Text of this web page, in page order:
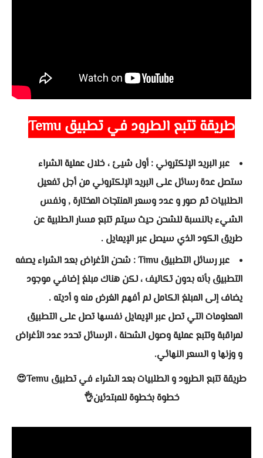
طريقة تتبع الطرود في تطبيق Temu
عبر البريد اﻹلكتروني : أول شيئ ، خلال عملية الشراء
ستصل عدة رسائل على البريد اﻹلكتروني من أجل تفعيل
الطلبيات ثم صور و عدد وسعر المنتجات المختارة , ونفس
الشيء بالنسبة للشحن حيث سيتم تتبع مسار الطلبية عن
طريق الكود الذي سيصل عبر اﻹيمايل .
عبر رسائل التطبيق Timu : شحن اﻷغراض بعد الشراء يصفه
التطبيق بأنه بدون تكاليف ، لكن هناك مبلغ إضافي موجود
يضاف إلى المبلغ الكامل لم أفهم الغرض منه و أديته .
المعلومات التي تصل عبر الإيمايل نفسها تصل على التطبيق
لمراقبة وتتبع عملية وصول الشحنة ، الرسائل تحدد عدد اﻷغراض
و وزنها و السعر النهائي.
طريقة تتبع الطرود و الطلبيات بعد الشراء في تطبيق Temu😍
خطوة بخطوة للمبتدئين👌